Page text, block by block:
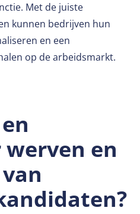
Met de juiste
kunnen bedrijven hun
en een
op de arbeidsmarkt.
en